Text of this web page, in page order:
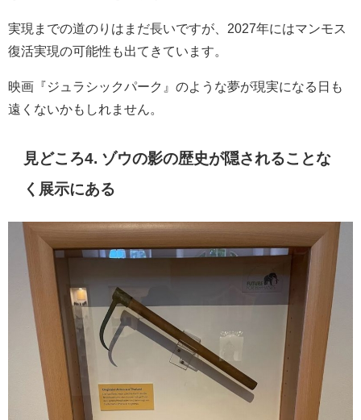
実現までの道のりはまだ長いですが、2027年にはマンモス
復活実現の可能性も出てきています。
映画『ジュラシックパーク』のような夢が現実になる日も
遠くないかもしれません。
見どころ4. ゾウの影の歴史が隠されることな
く展示にある